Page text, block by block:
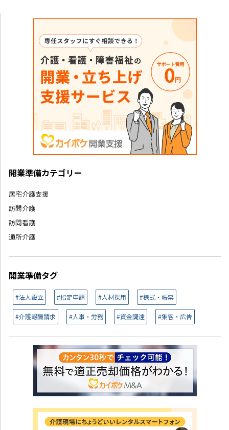
開業準備カテゴリー
居宅介護支援
訪問介護
訪問看護
通所介護
開業準備タグ
#法人設立 #指定申請 #人材採用 #様式・帳票
#介護報酬請求 #人事・労務 #資金調達 #集客・広告